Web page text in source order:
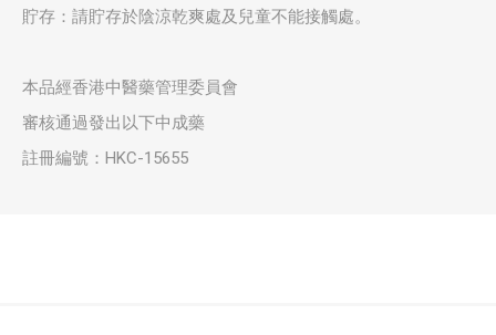
貯存：請貯存於陰涼乾爽處及兒童不能接觸處。
本品經香港中醫藥管理委員會
審核通過發出以下中成藥
註冊編號：HKC-15655